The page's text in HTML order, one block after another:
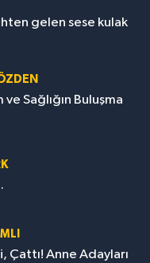
gelen sese kulak
Sağlığın Buluşma
Çattı! Anne Adayları